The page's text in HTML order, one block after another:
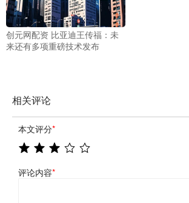
创元网配资 比亚迪王传福：未
来还有多项重磅技术发布
相关评论
本文评分*
评论内容*